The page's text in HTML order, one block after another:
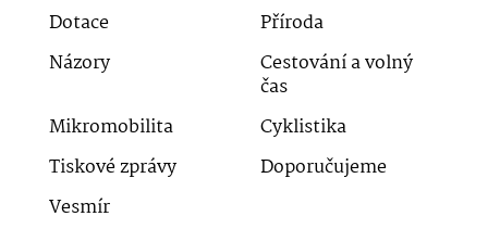
Dotace
Příroda
Názory
Cestování a volný
čas
Mikromobilita
Cyklistika
Tiskové zprávy
Doporučujeme
Vesmír